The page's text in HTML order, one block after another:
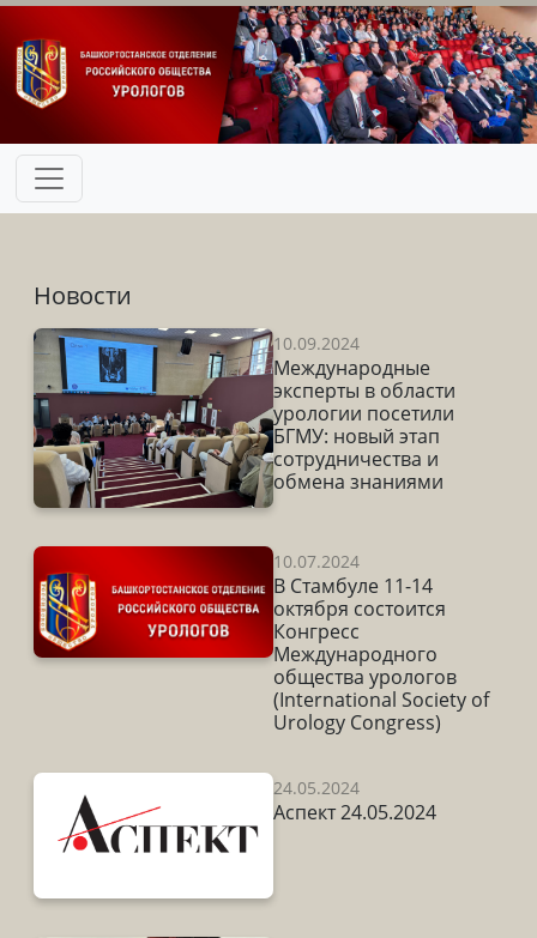
Новости
10.09.2024
Международные
эксперты в области
урологии посетили
БГМУ: новый этап
сотрудничества и
обмена знаниями
10.07.2024
В Стамбуле 11-14
октября состоится
Конгресс
Международного
общества урологов
(International Society of
Urology Congress)
24.05.2024
Аспект 24.05.2024